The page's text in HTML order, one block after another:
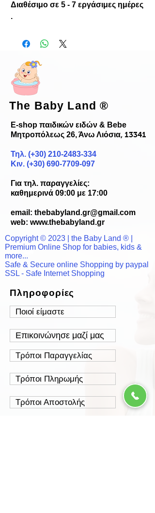
Διαθέσιμο σε 5 - 7 εργάσιμες ημέρες
.
The Baby Land®
E-shop παιδικών ειδών & Bebe
Μητροπόλεως 26, Άνω Λιόσια, 13341
Τηλ. (+30) 210-2483-334
Κιν. (+30) 690-7709-097
Για τηλ. παραγγελίες:
καθημερινά 09:00 με 17:00
email: thebabyland.gr@gmail.com
web: www.thebabyland.gr
Copyright © 2023 | the Baby Land ® |
Premium Online Shop for babies, kids &
more...
Safe & Secure online Shopping by paypal
SSL - Safe Internet Shopping
Πληροφορίες
Ποιοί είμαστε
Επικοινώνησε μαζί μας
Τρόποι Παραγγελίας
Τρόποι Πληρωμής
Τρόποι Αποστολής